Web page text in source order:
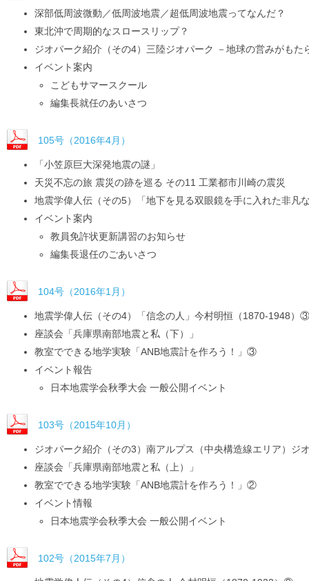
深部低周波微動／低周波地震／超低周波地震ってなんだ？
東北沖で周期的なスロースリップ？
ジオパーク紹介（その4）三陸ジオパーク －地球の営みがも
イベント案内
こどもサマースクール
編集長就任のあいさつ
105号（2016年4月）
「小笠原巨大深発地震の謎」
天災不忘の旅 震災の跡を巡る その11 工業都市川崎の震災
地震学偉人伝（その5）「地下を見る双眼鏡を手に入れた非凡
イベント案内
教員免許状更新講習のお知らせ
編集長退任のごあいさつ
104号（2016年1月）
地震学偉人伝（その4）「信念の人」今村明恒（1870-1948）③
座談会「兵庫県南部地震と私（下）」
教室でできる地学実験「ANB地震計を作ろう！」③
イベント報告
日本地震学会秋季大会 一般公開イベント
103号（2015年10月）
ジオパーク紹介（その3）南アルプス（中央構造線エリア）ジ
座談会「兵庫県南部地震と私（上）」
教室でできる地学実験「ANB地震計を作ろう！」②
イベント情報
日本地震学会秋季大会 一般公開イベント
102号（2015年7月）